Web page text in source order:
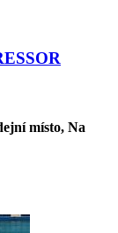
místo, Na